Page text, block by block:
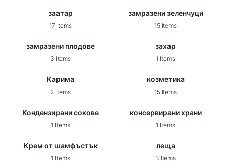
заатар
17 Items
замразени зеленчуци
15 Items
замразени плодове
3 Items
захар
1 Items
Карима
2 Items
козметика
15 Items
Кондензирани сокове
1 Items
консервирани храни
1 Items
Крем от шамфъстък
1 Items
леща
3 Items